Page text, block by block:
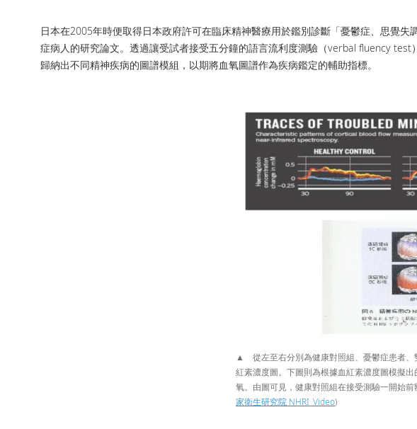
日本在2005年時便取得日本政府許可在臨床精神醫療用於鑑別診斷「憂鬱症、思覺
症病人的研究論文。透過讓受試者接受五分鐘的語言流利度測驗（verbal fluency
歸納出不同精神疾病的圖譜模組，以期將血氧圖譜作為疾病鑑定的輔助指標。
▲ 從左至右分別為健康對照組、憂鬱症患者、
紅素濃度圖。下圖則為根據血紅素濃度圖模擬
氧。由圖可見，健康對照組在接受測驗一開始
家衛生研究院 NHRI_Video)